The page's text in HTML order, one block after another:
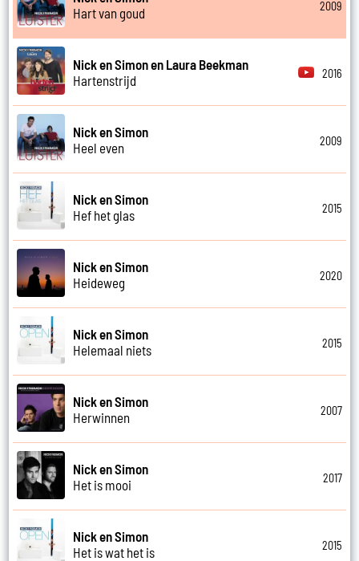
Hart van goud
2009
Nick en Simon en Laura Beekman
Hartenstrijd
2016
Nick en Simon
Heel even
2009
Nick en Simon
Hef het glas
2015
Nick en Simon
Heideweg
2020
Nick en Simon
Helemaal niets
2015
Nick en Simon
Herwinnen
2007
Nick en Simon
Het is mooi
2017
Nick en Simon
Het is wat het is
2015